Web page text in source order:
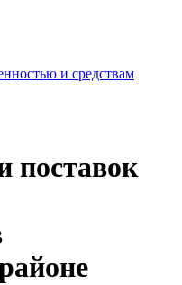
и средствам
поставок